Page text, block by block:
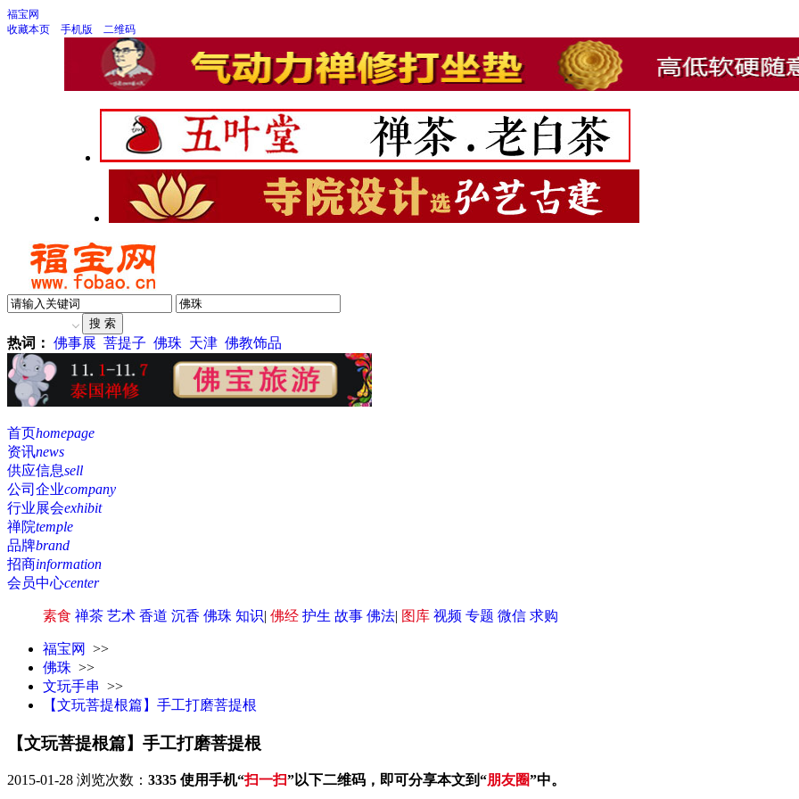
福宝网
收藏本页
手机版 二维码
热词： 佛事展 菩提子 佛珠 天津 佛教饰品
首页homepage
资讯news
供应信息sell
公司企业company
行业展会exhibit
禅院temple
品牌brand
招商information
会员中心center
素食 禅茶 艺术 香道 沉香 佛珠 知识| 佛经 护生 故事 佛法| 图库 视频 专题 微信 求购
福宝网
>>
佛珠 >>
文玩手串 >>
【文玩菩提根篇】手工打磨菩提根
【文玩菩提根篇】手工打磨菩提根
2015-01-28 浏览次数： 3335 使用手机“扫一扫”以下二维码，即可分享本文到“朋友圈”中。